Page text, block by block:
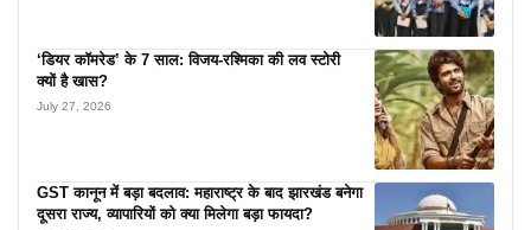
‘डियर कॉमरेड’ के 7 साल: विजय-रश्मिका की लव स्टोरी
क्यों है खास?
July 27, 2026
GST कानून में बड़ा बदलाव: महाराष्ट्र के बाद झारखंड बनेगा
दूसरा राज्य, व्यापारियों को क्या मिलेगा बड़ा फायदा?